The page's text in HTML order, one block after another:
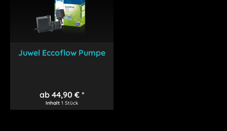
Juwel Eccoflow Pumpe
ab 44,90 € *
Inhalt1 Stück